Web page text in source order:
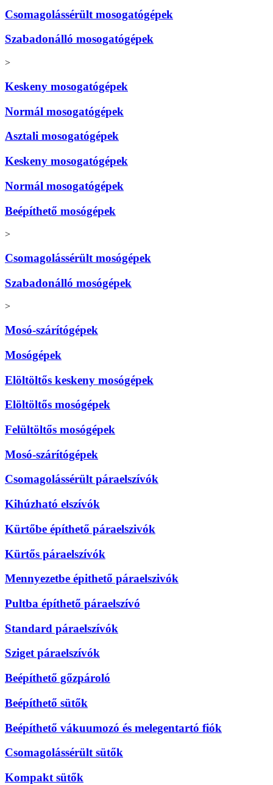
Csomagolássérült mosogatógépek
Szabadonálló mosogatógépek
>
Keskeny mosogatógépek
Normál mosogatógépek
Asztali mosogatógépek
Keskeny mosogatógépek
Normál mosogatógépek
Beépíthető mosógépek
>
Csomagolássérült mosógépek
Szabadonálló mosógépek
>
Mosó-szárítógépek
Mosógépek
Elöltöltős keskeny mosógépek
Elöltöltős mosógépek
Felültöltős mosógépek
Mosó-szárítógépek
Csomagolássérült páraelszívók
Kihúzható elszívók
Kürtőbe építhető páraelszivók
Kürtős páraelszívók
Mennyezetbe épithető páraelszivók
Pultba építhető páraelszívó
Standard páraelszívók
Sziget páraelszívók
Beépíthető gőzpároló
Beépíthető sütők
Beépíthető vákuumozó és melegentartó fiók
Csomagolássérült sütők
Kompakt sütők